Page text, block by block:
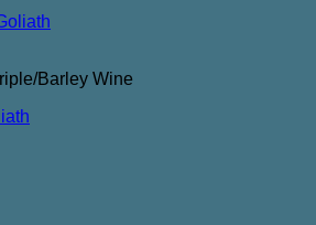
Barley Wine